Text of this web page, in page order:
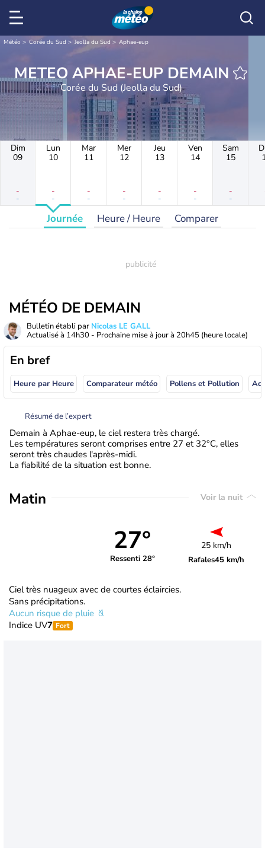
Météo Corée du Sud Jeolla du Sud Aphae-eup
METEO APHAE-EUP DEMAIN
Corée du Sud (Jeolla du Sud)
Dim
09
-
-
Lun
10
-
-
Mar
11
-
-
Mer
12
-
-
Jeu
13
-
-
Ven
14
-
-
Sam
15
-
-
Journée Heure / Heure Comparer
MÉTÉO DE DEMAIN
Bulletin établi par Nicolas LE GALL
Actualisé à 14h30 - Prochaine mise à jour à 20h45 (heure locale)
En bref
Heure par Heure Comparateur météo Pollens et Pollution
Résumé de l’expert
Demain à Aphae-eup, le ciel restera très chargé.
Les températures seront comprises entre 27 et 32°C, elles
seront très chaudes l'après-midi.
La fiabilité de la situation est bonne.
Matin Voir la nuit
27°
Ressenti 28°
25 km/h
Rafales45 km/h
Ciel très nuageux avec de courtes éclaircies.
Sans précipitations.
Aucun risque de pluie
Indice UV7 Fort